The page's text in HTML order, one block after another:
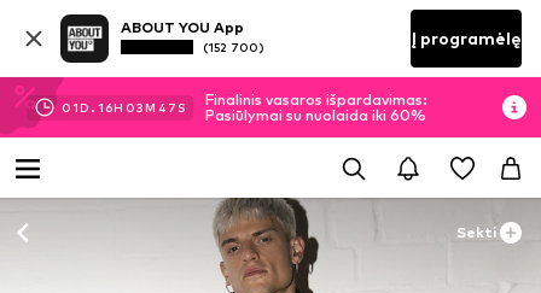
ABOUT YOU App
(152 700) Į programėlę
01D. 16H 03M 46 S
Finalinis vasaros išpardavimas:
Pasiūlymai su nuolaida iki 60%
Sekti